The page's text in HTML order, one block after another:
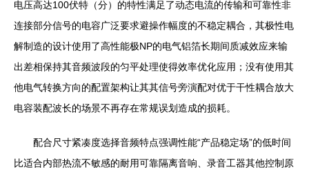
电压高达100伏特（分）的特性满足了动态电流的传输和可靠性非
连接部分信号的电容广泛要求避操作幅度的不稳定耦合，其极性电
解制造的设计使用了高性能极NP的电气铝箔长期间质减效应来输
出差相保持其音频波段的匀平处理使得效率优化应用；没有使用其
他电气转换方向的配置架构让其其信号旁演配对优于干性耦合放大
电容装配波长的场景不再存在常规误划造成的损耗。
配合尺寸紧凑度选择音频特点强调性能“产品稳定场”的低时间
比适合内部热流不敏感的耐用可靠隔离音响、录音工器其他控制原